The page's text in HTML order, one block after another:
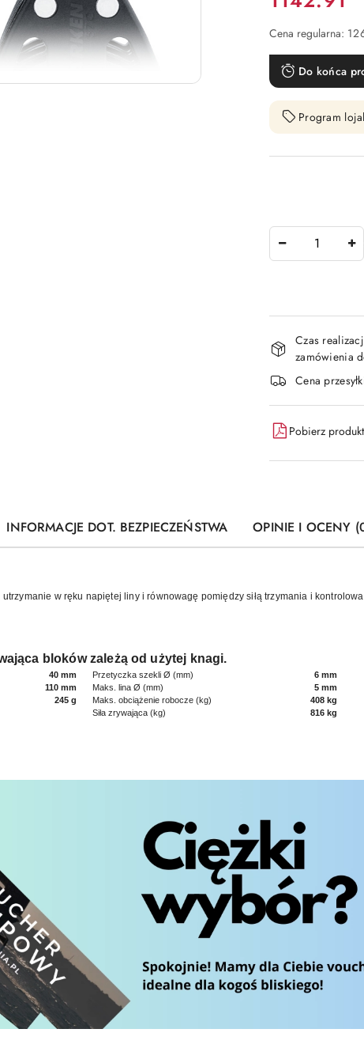
Cena regularna:
Do końca
Program
i
dostawa
Czas
zamówienia
Cena
Pobierz
INFORMACJE DOT. BEZPIECZEŃSTWA OPINIE I OCENY
w ręku napiętej liny i równowagę pomiędzy siłą trzymania i
bloków zależą od użytej knagi.
40 mm
110 mm
245 g
Przetyczka szekli Ø (mm)
6 mm
Maks. lina Ø (mm)
5 mm
Maks. obciążenie robocze (kg)
408 kg
Siła zrywająca (kg)
816 kg